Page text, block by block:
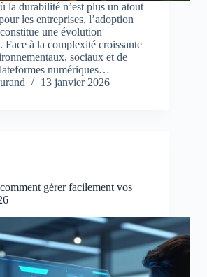
la durabilité n’est plus un atout
les entreprises, l’adoption
une évolution
Face à la complexité croissante
sociaux et de
numériques…
13 janvier 2026
gérer facilement vos